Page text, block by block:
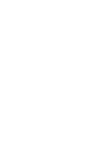
Перейти к